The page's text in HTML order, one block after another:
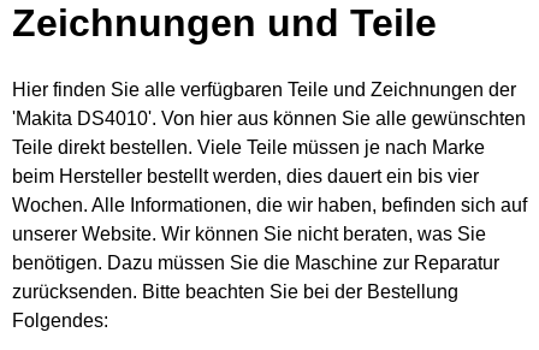
Zeichnungen und Teile
Hier finden Sie alle verfügbaren Teile und Zeichnungen der
'Makita DS4010'. Von hier aus können Sie alle gewünschten
Teile direkt bestellen. Viele Teile müssen je nach Marke
beim Hersteller bestellt werden, dies dauert ein bis vier
Wochen. Alle Informationen, die wir haben, befinden sich auf
unserer Website. Wir können Sie nicht beraten, was Sie
benötigen. Dazu müssen Sie die Maschine zur Reparatur
zurücksenden. Bitte beachten Sie bei der Bestellung
Folgendes: